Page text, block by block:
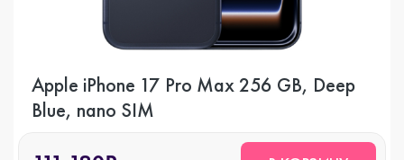
Apple iPhone 17 Pro Max 256 GB, Deep
Blue, nano SIM